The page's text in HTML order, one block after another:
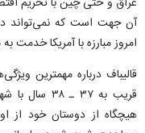
آن جهت است که نمی‌تواند
امروز مبارزه با‌ آمریکا خدمت
قالیباف درباره مهمترین
قریب به ۳۷
هیچگاه از دوستان خود از